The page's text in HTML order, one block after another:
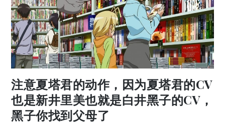
注意夏塔君的动作，因为夏塔君的CV
也是新井里美也就是白井黑子的CV，
黑子你找到父母了